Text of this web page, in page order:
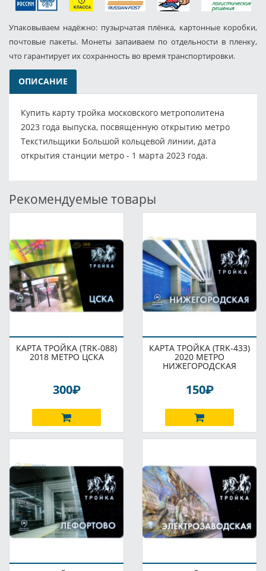
Упаковываем надёжно: пузырчатая плёнка, картонные коробки,
почтовые пакеты. Монеты запаиваем по отдельности в пленку,
что гарантирует их сохранность во время транспортировки.
ОПИСАНИЕ
Купить карту тройка московского метрополитена
2023 года выпуска, посвященную открытию метро
Текстильщики Большой кольцевой линии, дата
открытия станции метро - 1 марта 2023 года.
Рекомендуемые товары
КАРТА ТРОЙКА (TRK-088)
2018 МЕТРО ЦСКА
300P
КАРТА ТРОЙКА (TRK-433)
2020 МЕТРО
НИЖЕГОРОДСКАЯ
150P